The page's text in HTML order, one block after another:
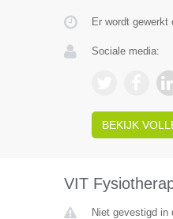
Er wordt gewerkt
Sociale media:
BEKIJK
VIT
Niet gevestigd in